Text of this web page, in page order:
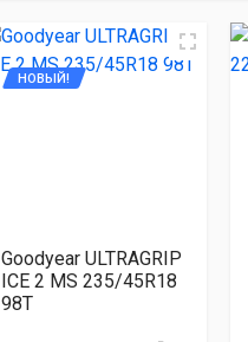
НОВЫЙ!
Goodyear ULTRAGRIP
ICE 2 MS 235/45R18
98T